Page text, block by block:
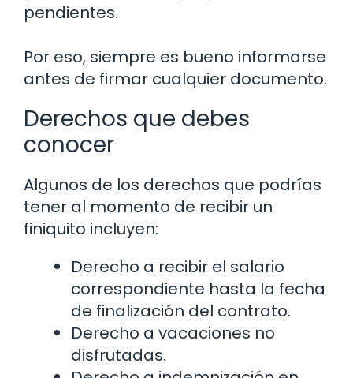
pendientes.
Por eso, siempre es bueno informarse
antes de firmar cualquier documento.
Derechos que debes
conocer
Algunos de los derechos que podrías
tener al momento de recibir un
finiquito incluyen:
Derecho a recibir el salario
correspondiente hasta la fecha
de finalización del contrato.
Derecho a vacaciones no
disfrutadas.